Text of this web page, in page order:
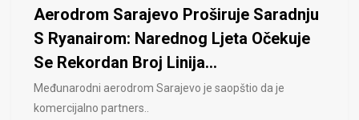
Aerodrom Sarajevo Proširuje Saradnju
S Ryanairom: Narednog Ljeta Očekuje
Se Rekordan Broj Linija...
Međunarodni aerodrom Sarajevo je saopštio da je
komercijalno partners..